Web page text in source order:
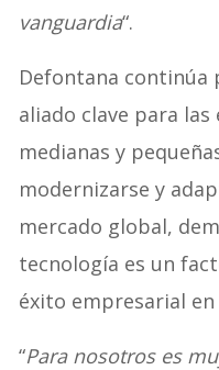
vanguardia“.
Defontana continúa
aliado clave para
medianas y
modernizarse y
mercado global,
tecnología es un
éxito empresarial
“Para nosotros es